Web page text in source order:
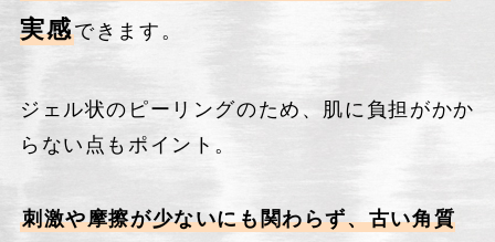
実感できます。
ジェル状のピーリングのため、肌に負担がかか
らない点もポイント。
刺激や摩擦が少ないにも関わらず、古い角質